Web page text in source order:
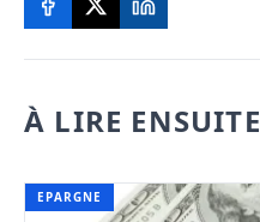
À LIRE ENSUITE
EPARGNE